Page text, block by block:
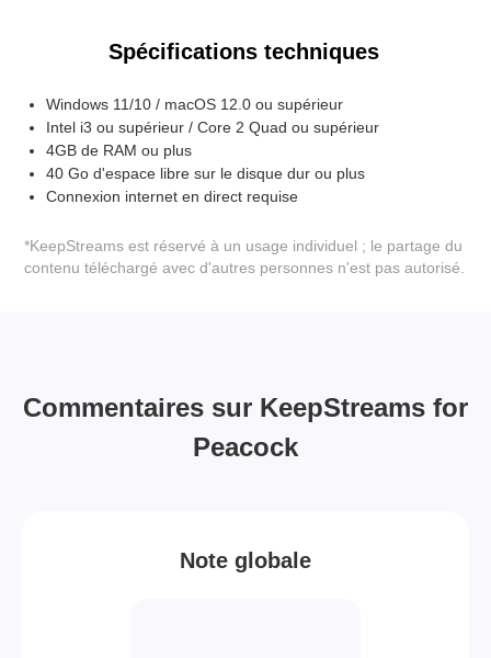
Spécifications techniques
Windows 11/10 / macOS 12.0 ou supérieur
Intel i3 ou supérieur / Core 2 Quad ou supérieur
4GB de RAM ou plus
40 Go d'espace libre sur le disque dur ou plus
Connexion internet en direct requise
*KeepStreams est réservé à un usage individuel ; le partage du
contenu téléchargé avec d'autres personnes n'est pas autorisé.
Commentaires sur KeepStreams for
Peacock
Note globale